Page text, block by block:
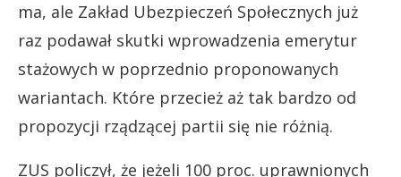
ma, ale Zakład Ubezpieczeń Społecznych już
raz podawał skutki wprowadzenia emerytur
stażowych w poprzednio proponowanych
wariantach. Które przecież aż tak bardzo od
propozycji rządzącej partii się nie różnią.
ZUS policzył, że jeżeli 100 proc. uprawnionych